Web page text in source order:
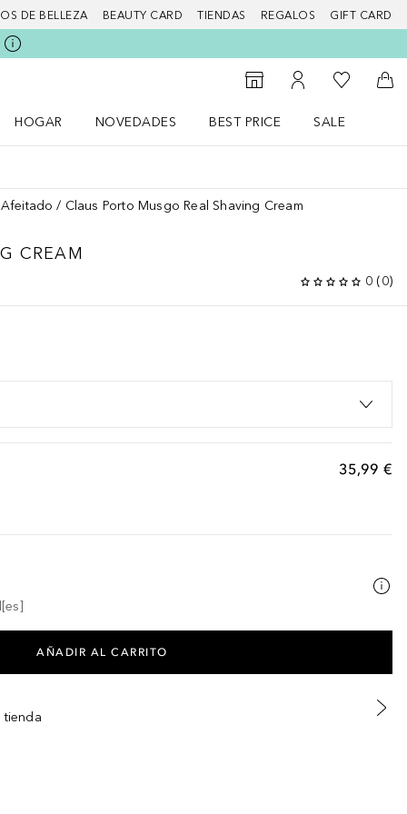
DE BELLEZA BEAUTY CARD TIENDAS REGALOS GIFT CARD
Al Storefinder
Mi cuenta
Mi lista de
A
HOGAR
NOVEDADES
BEST PRICE
SALE
Afeitado Claus Porto Musgo Real Shaving Cream
CREAM
0 (0)
35,99 €
AÑADIR AL CARRITO
tienda